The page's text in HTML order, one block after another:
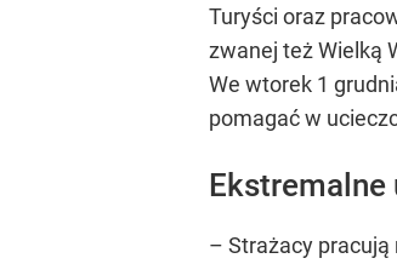
Turyści oraz
zwanej też Wielką
We wtorek 1
pomagać w
Ekstremalne
– Strażacy